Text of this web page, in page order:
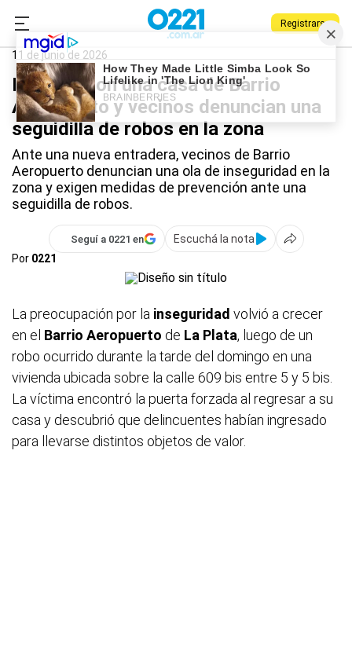
Registrarse
0221.com.ar
Barrio Aeropuerto
11 de junio de 2026
Desvalijaron una casa de Barrio
Aeropuerto y vecinos denuncian una
seguidilla de robos en la zona
Ante una nueva entradera, vecinos de Barrio
Aeropuerto denuncian una ola de inseguridad en la
zona y exigen medidas de prevención ante una
seguidilla de robos.
Seguí a 0221 en
Escuchá la nota
Por 0221
La preocupación por la inseguridad volvió a crecer
en el Barrio Aeropuerto de La Plata, luego de un
robo ocurrido durante la tarde del domingo en una
vivienda ubicada sobre la calle 609 bis entre 5 y 5 bis.
La víctima encontró la puerta forzada al regresar a su
casa y descubrió que delincuentes habían ingresado
para llevarse distintos objetos de valor.